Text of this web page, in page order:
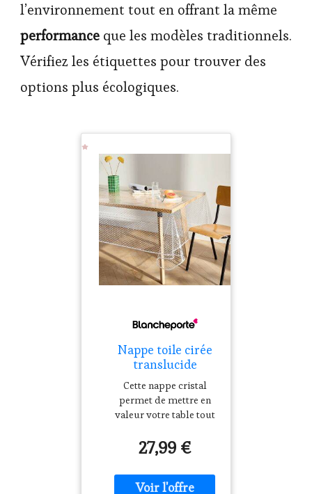
l’environnement tout en offrant la même
performance que les modèles traditionnels.
Vérifiez les étiquettes pour trouver des
options plus écologiques.
Nappe toile cirée
translucide
imprimé pois
blanc -
Blancheporte
Transparent /
Blanc Unisex
Cette nappe cristal
permet de mettre en
valeur votre table tout
avec son imprimé pois !
Transparente,
résistante et d'une
imperméabilité
27,99 €